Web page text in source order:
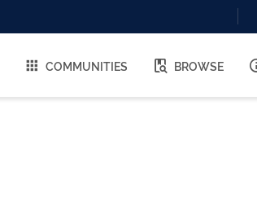
COMMUNITIES BROWSE